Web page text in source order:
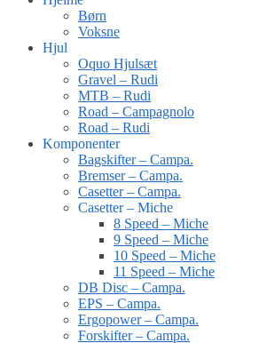
Børn
Voksne
Hjul
Oquo Hjulsæt
Gravel – Rudi
MTB – Rudi
Road – Campagnolo
Road – Rudi
Komponenter
Bagskifter – Campa.
Bremser – Campa.
Casetter – Campa.
Casetter – Miche
8 Speed – Miche
9 Speed – Miche
10 Speed – Miche
11 Speed – Miche
DB Disc – Campa.
EPS – Campa.
Ergopower – Campa.
Forskifter – Campa.